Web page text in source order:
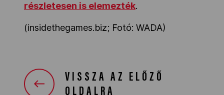
részletesen is elemezték.
(insidethegames.biz; Fotó: WADA)
VISSZA AZ ELŐZŐ
OLDALRA